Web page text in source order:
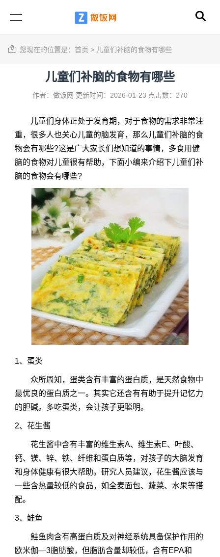
您现在的位置是： 首页 > 儿童们补脑的食物有哪些
儿童们补脑的食物有哪些
作者：做饭网 更新时间：2026-01-23 点击数：270
儿童们身体正处于发育期，对于食物的需求非常注
重，很多人也关心儿童的脑发育，那么儿童们补脑的食
物会有哪些?这是广大家长们想知道的事情，多食用健
脑的食物对儿童很有帮助，下面小编来介绍下儿童们补
脑的食物会有哪些?
1、蛋类
众所周知，蛋类含有丰富的蛋白质，是天然食物中
最优良的蛋白质之一。其实它还含有有助于提升记忆力
的胆碱。多吃蛋类，会让孩子更聪明。
2、花生酱
花生酱中含有丰富的维生素A、维生素E、叶酸、
钙、镁、锌、铁、纤维和蛋白质等，对孩子的大脑发育
和身体健康有很大帮助。研究人员建议，花生酱应该与
一些含热量较低的食品，如全麦面包、蔬菜、水果等搭
配。
3、鲑鱼
鲑鱼肉含有高蛋白质及对神经系统具备保护作用的
欧米伽—3脂肪酸，但脂肪含量却较低，含有EPA和